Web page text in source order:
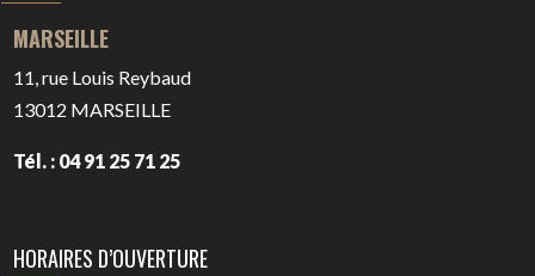
MARSEILLE
11, rue Louis Reybaud
13012 MARSEILLE
Tél. : 04 91 25 71 25
HORAIRES D’OUVERTURE